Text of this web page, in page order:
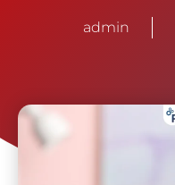
admin